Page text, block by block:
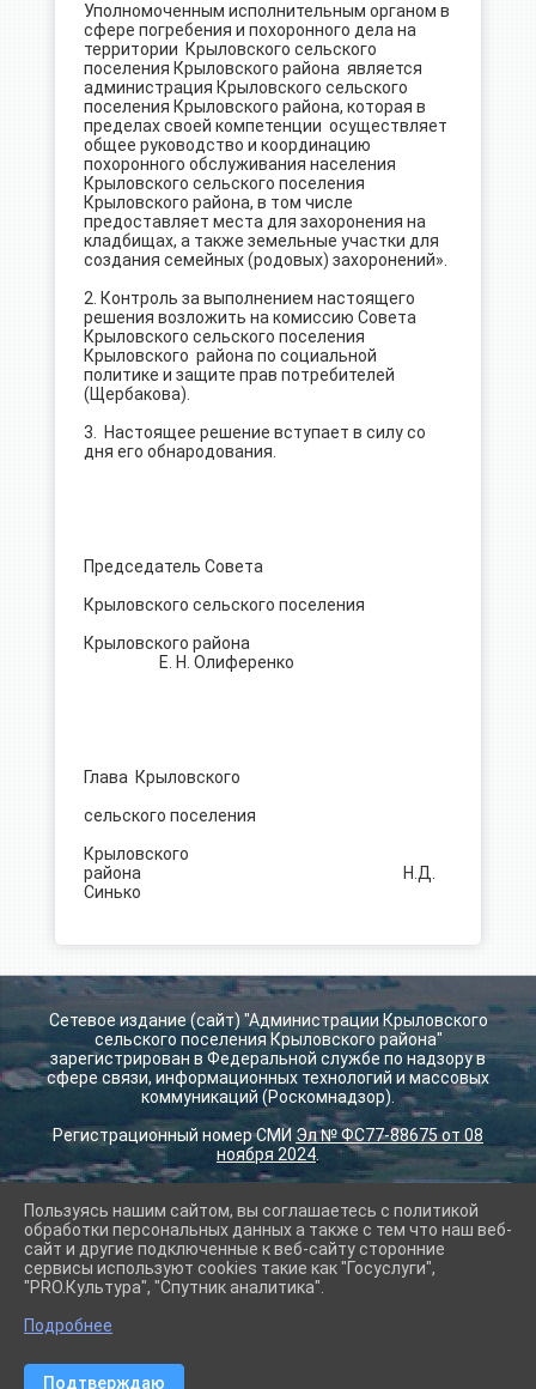
Уполномоченным исполнительным органом в
сфере погребения и похоронного дела на
территории Крыловского сельского
поселения Крыловского района является
администрация Крыловского сельского
поселения Крыловского района, которая в
пределах своей компетенции осуществляет
общее руководство и координацию
похоронного обслуживания населения
Крыловского сельского поселения
Крыловского района, в том числе
предоставляет места для захоронения на
кладбищах, а также земельные участки для
создания семейных (родовых) захоронений».
2. Контроль за выполнением настоящего
решения возложить на комиссию Совета
Крыловского сельского поселения
Крыловского района по социальной
политике и защите прав потребителей
(Щербакова).
3. Настоящее решение вступает в силу со
дня его обнародования.
Председатель Совета
Крыловского сельского поселения
Крыловского района
Е. Н. Олиференко
Глава Крыловского
сельского поселения
Крыловского
района Н.Д.
Синько
Сетевое издание (сайт) "Администрации Крыловского
сельского поселения Крыловского района"
зарегистрирован в Федеральной службе по надзору в
сфере связи, информационных технологий и массовых
коммуникаций (Роскомнадзор).
Регистрационный номер СМИ Эл № ФС77-88675 от 08
ноября 2024
2026 г. krilovskay.ru
Вход
Карта сайта
Политика обработки персональных данных
Сделано на KubCMS
Пользуясь нашим сайтом, вы соглашаетесь с политикой
обработки персональных данных а также с тем что наш веб-
сайт и другие подключенные к веб-сайту сторонние
сервисы используют cookies такие как "Госуслуги",
"PRO.Культура", "Спутник аналитика".
Подробнее
Подтверждаю